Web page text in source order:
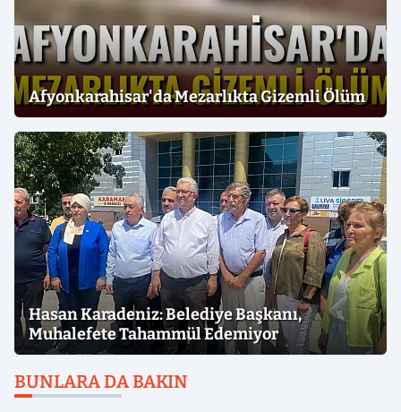
Afyonkarahisar'da Mezarlıkta Gizemli Ölüm
Hasan Karadeniz: Belediye Başkanı,
Muhalefete Tahammül Edemiyor
BUNLARA DA BAKIN